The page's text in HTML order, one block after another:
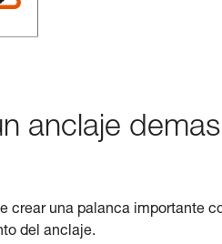
anclaje
crear una palanca importante
del anclaje.